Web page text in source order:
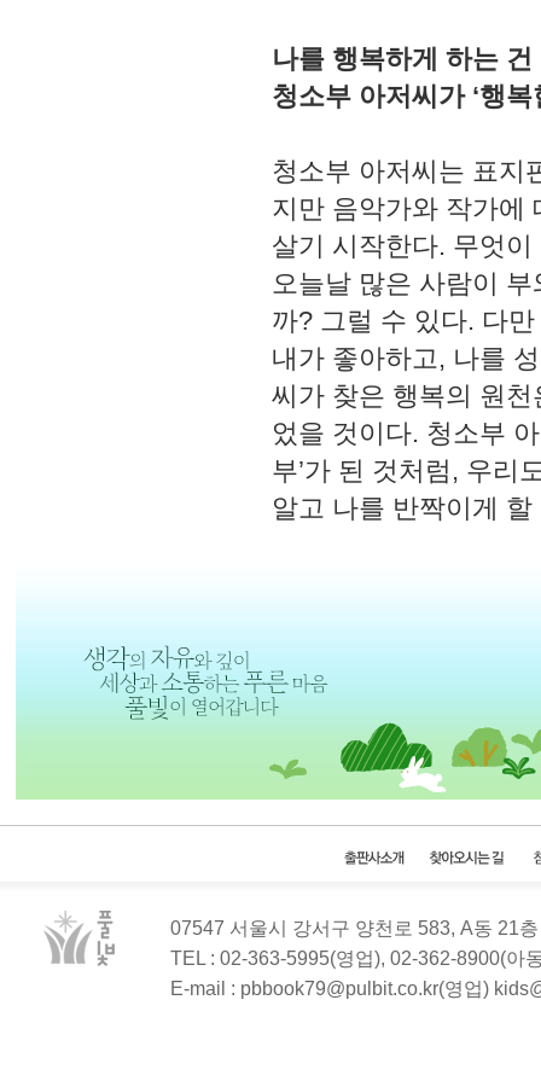
나를 행복하게 하는
청소부 아저씨가 ‘행
청소부 아저씨는 표지
지만 음악가와 작가에
살기 시작한다. 무엇이
오늘날 많은 사람이
까? 그럴 수 있다. 다
내가 좋아하고, 나를
씨가 찾은 행복의 원천
었을 것이다. 청소부
부’가 된 것처럼, 우리
알고 나를 반짝이게
07547 서울시 강서구 양천로 583, A동 21
TEL : 02-363-5995(영업), 02-362-8900(아
E-mail : pbbook79@pulbit.co.kr(영업)